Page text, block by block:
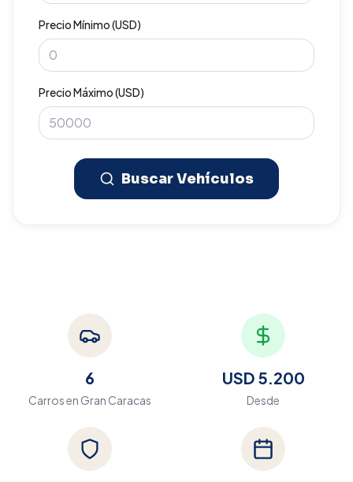
Precio Mínimo (USD)
Precio Máximo (USD)
Buscar Vehículos
6
Carros en Gran Caracas
USD 5.200
Desde